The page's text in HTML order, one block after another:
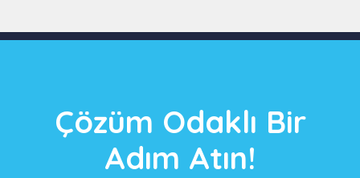
Çözüm Odaklı Bir
Adım Atın!